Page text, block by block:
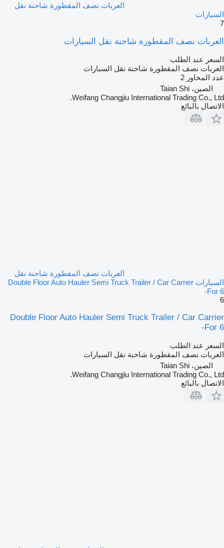
العربات نصف المقطورة شاحنة نقل
السيارات
7
العربات نصف المقطورة شاحنة نقل السيارات
السعر عند الطلب
العربات نصف المقطورة شاحنة نقل السيارات
عدد المحاور 2
الصين، Taian Shi
Weifang Changjiu International Trading Co., Ltd.
الاتصال بالبائع
العربات نصف المقطورة شاحنة نقل
السيارات Double Floor Auto Hauler Semi Truck Trailer / Car Carrier
For 6-
6
Double Floor Auto Hauler Semi Truck Trailer / Car Carrier
For 6-
السعر عند الطلب
العربات نصف المقطورة شاحنة نقل السيارات
الصين، Taian Shi
Weifang Changjiu International Trading Co., Ltd.
الاتصال بالبائع